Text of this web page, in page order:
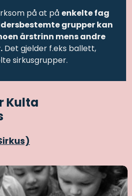
på at på enkelte fag
grupper kan
årstrinn mens andre
Det gjelder f.eks ballett,
sirkusgrupper.
Kulta